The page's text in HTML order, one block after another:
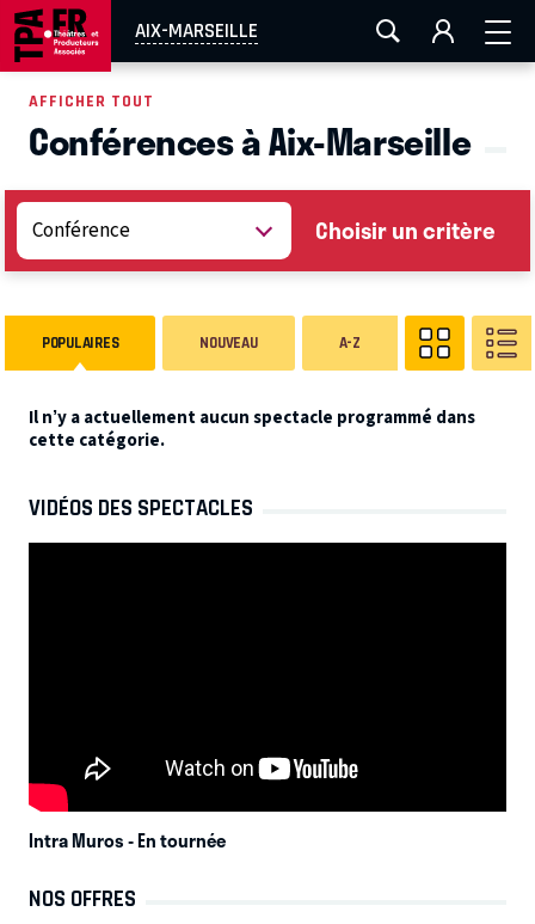
AIX-MARSEILLE
AIX-MARSEILLE AURAY LA ROCHELLE
EN TOURNÉE
AFFICHER TOUT
Conférences à Aix-Marseille
Choisir un critère
POPULAIRES NOUVEAU A-Z
Il n’y a actuellement aucun spectacle programmé dans
cette catégorie.
VIDÉOS DES SPECTACLES
Intra Muros- En tournée
NOS OFFRES